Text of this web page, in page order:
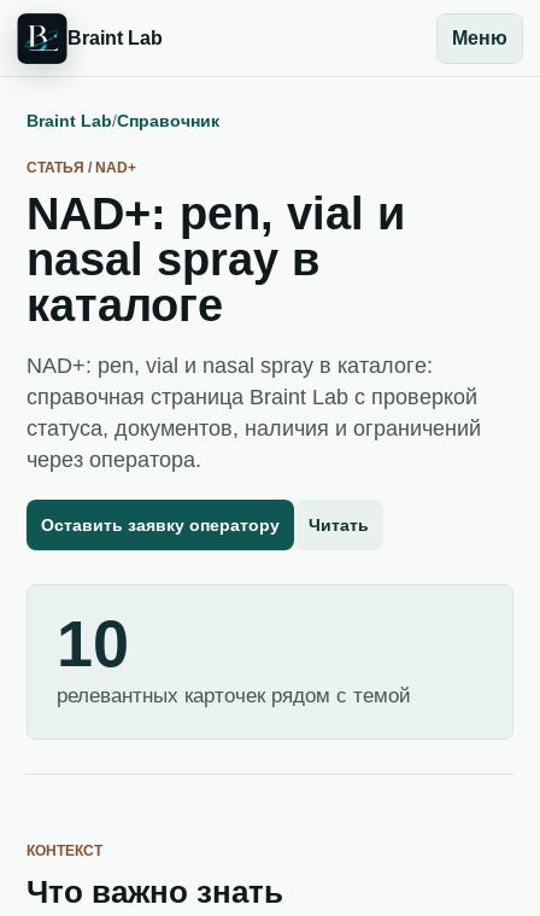
Braint Lab Меню
Braint Lab/Справочник
СТАТЬЯ / NAD+
NAD+: pen, vial и
nasal spray в
каталоге
NAD+: pen, vial и nasal spray в каталоге:
справочная страница Braint Lab с проверкой
статуса, документов, наличия и ограничений
через оператора.
Оставить заявку оператору Читать
10
релевантных карточек рядом с темой
КОНТЕКСТ
Что важно знать